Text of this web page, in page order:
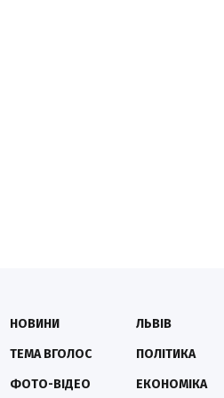
НОВИНИ
ТЕМА ВГОЛОС
ФОТО-ВІДЕО
ЛЬВІВ
ПОЛІТИКА
ЕКОНОМІКА